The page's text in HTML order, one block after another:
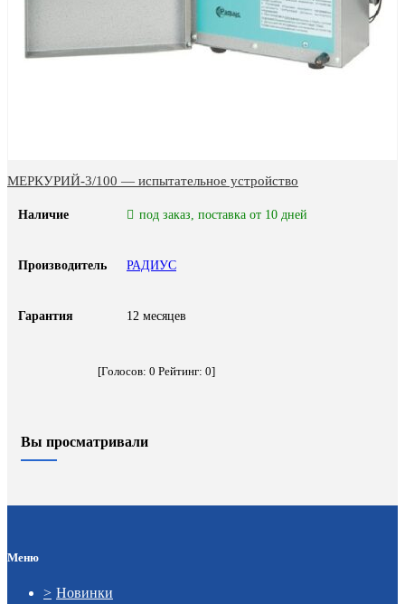
МЕРКУРИЙ-3/100 — испытательное устройство
Наличие под заказ, поставка от 10 дней
Производитель РАДИУС
Гарантия 12 месяцев
[Голосов: 0 Рейтинг: 0]
Вы просматривали
Меню
Новинки